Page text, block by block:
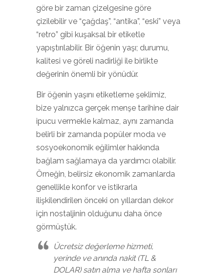
göre bir zaman çizelgesine göre
çizilebilir ve “çağdaş”, “antika”, “eski” veya
“retro” gibi kuşaksal bir etiketle
yapıştırılabilir. Bir öğenin yaşı; durumu,
kalitesi ve göreli nadirliği ile birlikte
değerinin önemli bir yönüdür.
Bir öğenin yaşını etiketleme şeklimiz,
bize yalnızca gerçek menşe tarihine dair
ipucu vermekle kalmaz, aynı zamanda
belirli bir zamanda popüler moda ve
sosyoekonomik eğilimler hakkında
bağlam sağlamaya da yardımcı olabilir.
Örneğin, belirsiz ekonomik zamanlarda
genellikle konfor ve istikrarla
ilişkilendirilen önceki on yıllardan dekor
için nostaljinin olduğunu daha önce
görmüştük.
Ücretsiz değerleme hizmeti,
yerinde ve anında nakit (TL &
DOLAR) satın alma ve hafta sonları